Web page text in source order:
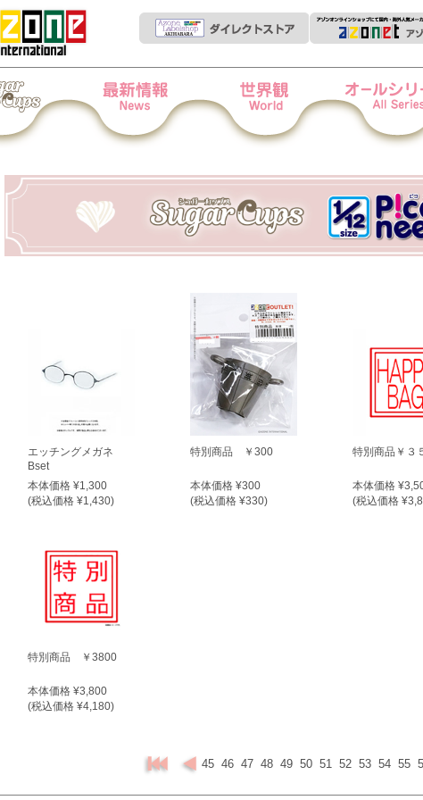
エッチングメガネ
Bset
本体価格 ¥1,300
(税込価格 ¥1,430)
特別商品 ￥300
本体価格 ¥300
(税込価格 ¥330)
特別商品￥３
本体価格
(税込価格
特別商品 ￥3800
本体価格 ¥3,800
(税込価格 ¥4,180)
45 46 47 48 49 50 51 52 53 54 55